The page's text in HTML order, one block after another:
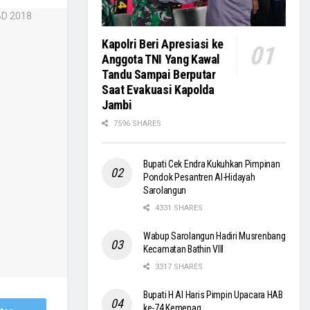
Kapolri Beri Apresiasi ke
Anggota TNI Yang Kawal
Tandu Sampai Berputar
Saat Evakuasi Kapolda
Jambi
7596 SHARES
Bupati Cek Endra Kukuhkan Pimpinan
Pondok Pesantren Al-Hidayah
Sarolangun
4331 SHARES
Wabup Sarolangun Hadiri Musrenbang
Kecamatan Bathin VIII
3317 SHARES
Bupati H Al Haris Pimpin Upacara HAB